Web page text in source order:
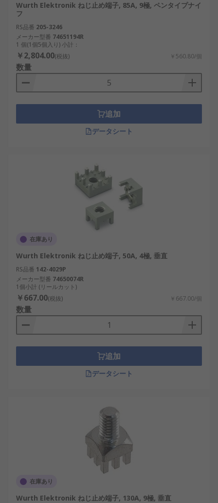
Wurth Elektronik ねじ止め端子, 85A, 9極, ペンタイプナイ
フ
RS品番 205-3246
メーカー型番 74651194R
1 個(1個5個入り) 小計：
￥2,804.00(税抜) ￥560.80/個
数量
追加
データシート
在庫あり
Wurth Elektronik ねじ止め端子, 50A, 4極, 垂直
RS品番 142-4029P
メーカー型番 74650074R
1個小計 (リールカット)
￥667.00(税抜) ￥667.00/個
数量
追加
データシート
在庫あり
Wurth Elektronik ねじ止め端子, 130A, 9極, 垂直